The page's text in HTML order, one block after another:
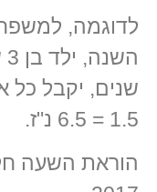
לדוגמה,
1.5 = 6.5 נ"ז.
הוראת השעה